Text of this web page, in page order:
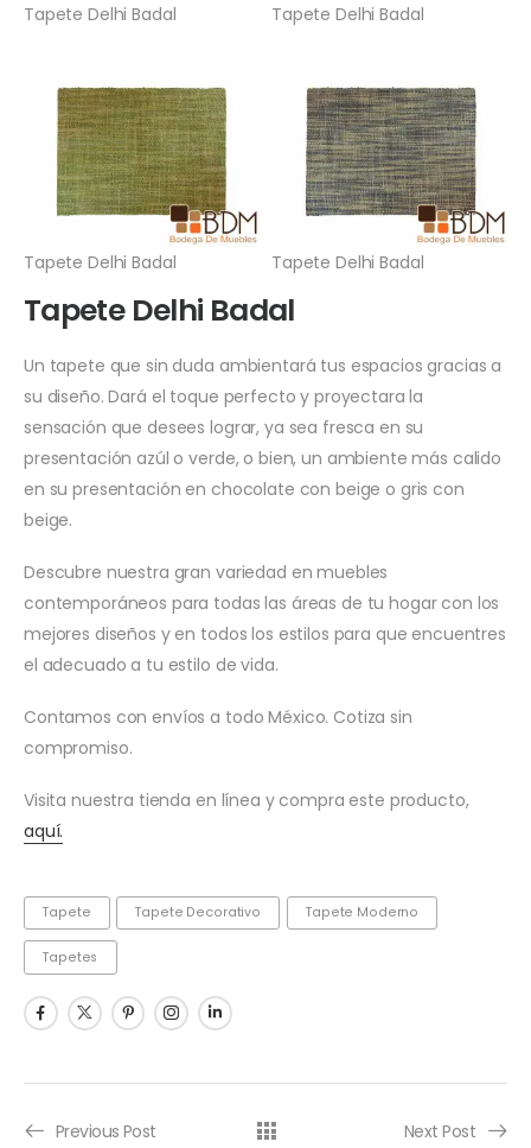
Tapete Delhi Badal Tapete Delhi Badal
Tapete Delhi Badal Tapete Delhi Badal
Tapete Delhi Badal
Un tapete que sin duda ambientará tus espacios gracias a
su diseño. Dará el toque perfecto y proyectara la
sensación que desees lograr, ya sea fresca en su
presentación azúl o verde, o bien, un ambiente más calido
en su presentación en chocolate con beige o gris con
beige.
Descubre nuestra gran variedad en muebles
contemporáneos para todas las áreas de tu hogar con los
mejores diseños y en todos los estilos para que encuentres
el adecuado a tu estilo de vida.
Contamos con envíos a todo México. Cotiza sin
compromiso.
Visita nuestra tienda en línea y compra este producto,
aquí.
Tapete Tapete Decorativo Tapete Moderno
Tapetes
Previous Post Next Post